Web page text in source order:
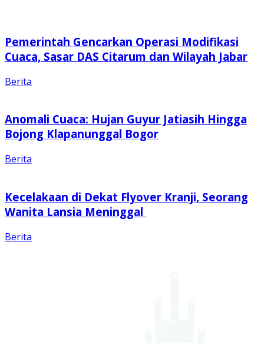
Pemerintah Gencarkan Operasi Modifikasi
Cuaca, Sasar DAS Citarum dan Wilayah Jabar
Berita
Anomali Cuaca: Hujan Guyur Jatiasih Hingga
Bojong Klapanunggal Bogor
Berita
Kecelakaan di Dekat Flyover Kranji, Seorang
Wanita Lansia Meninggal
Berita